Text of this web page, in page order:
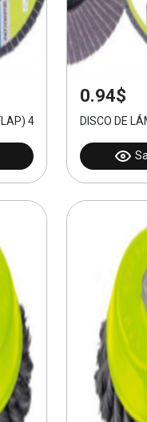
40#
0.94$
DISCO DE